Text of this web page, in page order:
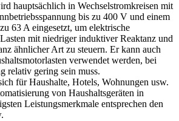
hauptsächlich in Wechselstromkreisen mit
bis zu 400 V und einem
63 A eingesetzt, um elektrische
mit niedriger induktiver Reaktanz und
ähnlicher Art zu steuern. Er kann auch
verwendet werden, bei
relativ gering sein muss.
für Haushalte, Hotels, Wohnungen usw.
von Haushaltsgeräten in
Leistungsmerkmale entsprechen den